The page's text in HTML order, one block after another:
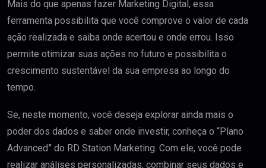
Mais do que apenas fazer Marketing Digital, essa
ferramenta possibilita que você comprove o valor de cada
ação realizada e saiba onde acertou e onde errou. Isso
permite otimizar suas ações no futuro e possibilita o
crescimento sustentável da sua empresa ao longo do
tempo.
Se, neste momento, você deseja explorar ainda mais o
poder dos dados e saber onde investir, conheça o “Plano
Advanced” do RD Station Marketing. Com ele, você pode
realizar análises personalizadas, combinar seus dados e